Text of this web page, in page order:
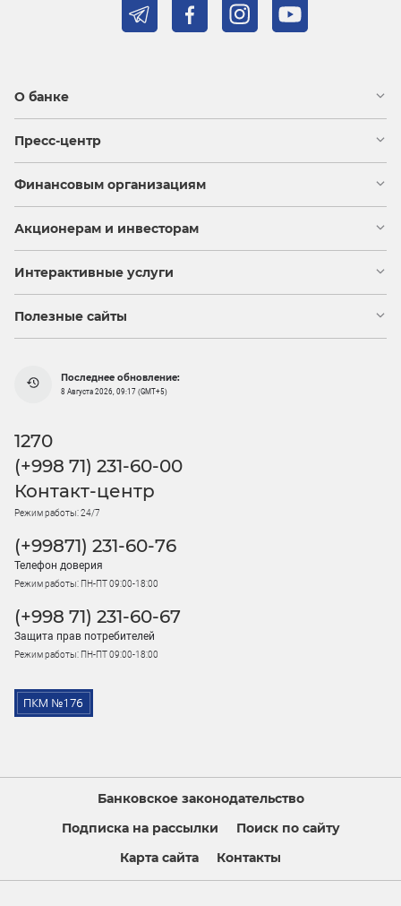
О банке
Пресс-центр
Финансовым организациям
Акционерам и инвесторам
Интерактивные услуги
Полезные сайты
Последнее обновление:
8 Августа 2026, 09:17 (GMT+5)
1270
(+998 71) 231-60-00
Контакт-центр
Режим работы: 24/7
(+99871) 231-60-76
Телефон доверия
Режим работы: ПН-ПТ 09:00-18:00
(+998 71) 231-60-67
Защита прав потребителей
Режим работы: ПН-ПТ 09:00-18:00
Банковское законодательство
Подписка на рассылки
Поиск по сайту
Карта сайта
Контакты